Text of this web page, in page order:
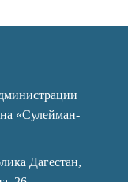
«Сулейман-
Дагестан,